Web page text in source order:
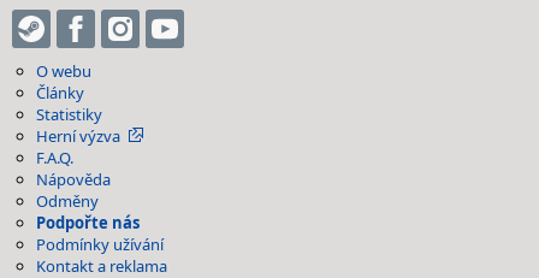
O webu
Články
Statistiky
Herní výzva
F.A.Q.
Nápověda
Odměny
Podpořte nás
Podmínky užívání
Kontakt a reklama